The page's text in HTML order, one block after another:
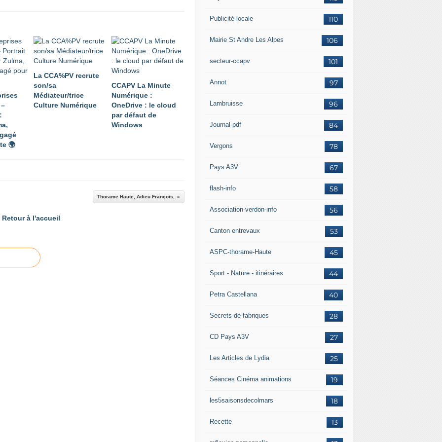
🌍
La CCA%PV recrute
son/sa
Médiateur/trice
Culture Numérique
CCAPV La Minute
Numérique :
OneDrive : le cloud
par défaut de
Windows​​​​​​​
Thorame Haute, Adieu François,
Retour à l'accueil
110
Publicité-locale
106
Mairie St Andre Les Alpes
101
secteur-ccapv
97
Annot
96
Lambruisse
84
Journal-pdf
78
Vergons
67
Pays A3V
58
flash-info
56
Association-verdon-info
53
Canton entrevaux
45
ASPC-thorame-Haute
44
Sport - Nature - itinéraires
40
Petra Castellana
28
Secrets-de-fabriques
27
CD Pays A3V
25
Les Articles de Lydia
19
Séances Cinéma animations
18
les5saisonsdecolmars
13
Recette